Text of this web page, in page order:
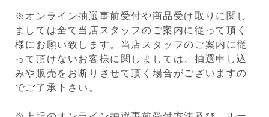
※オンライン抽選事前受付や商品受け取りに関し
ましては全て当店スタッフのご案内に従って頂く
様にお願い致します。当店スタッフのご案内に従
って頂けないお客様に関しましては、抽選申し込
みや販売をお断りさせて頂く場合がございますの
でご了承下さい。